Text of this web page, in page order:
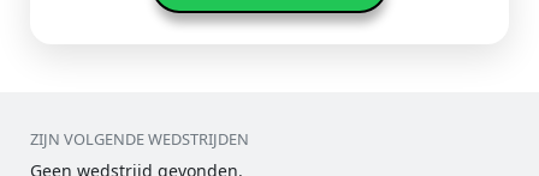
ZIJN VOLGENDE WEDSTRIJDEN
Geen wedstrijd gevonden.